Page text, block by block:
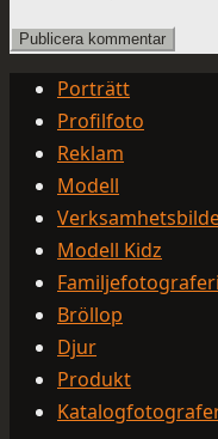
Porträtt
Profilfoto
Reklam
Modell
Modell Kidz
Bröllop
Djur
Produkt